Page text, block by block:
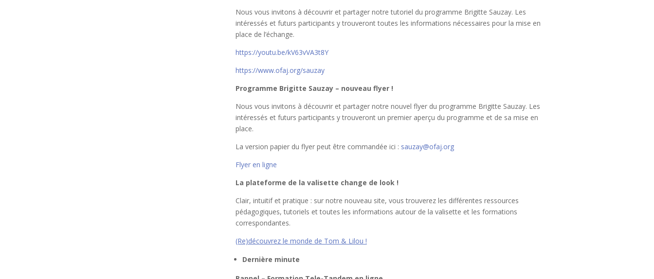
Nous vous invitons à découvrir et partager notre tutoriel du programme Brigitte Sauzay. Les
intéressés et futurs participants y trouveront toutes les informations nécessaires pour la mise en
place de l’échange.
https://youtu.be/kV63vVA3t8Y
https://www.ofaj.org/sauzay
Programme Brigitte Sauzay – nouveau flyer !
Nous vous invitons à découvrir et partager notre nouvel flyer du programme Brigitte Sauzay. Les
intéressés et futurs participants y trouveront un premier aperçu du programme et de sa mise en
place.
La version papier du flyer peut être commandée ici : sauzay@ofaj.org
Flyer en ligne
La plateforme de la valisette change de look !
Clair, intuitif et pratique : sur notre nouveau site, vous trouverez les différentes ressources
pédagogiques, tutoriels et toutes les informations autour de la valisette et les formations
correspondantes.
(Re)découvrez le monde de Tom & Lilou !
Dernière minute